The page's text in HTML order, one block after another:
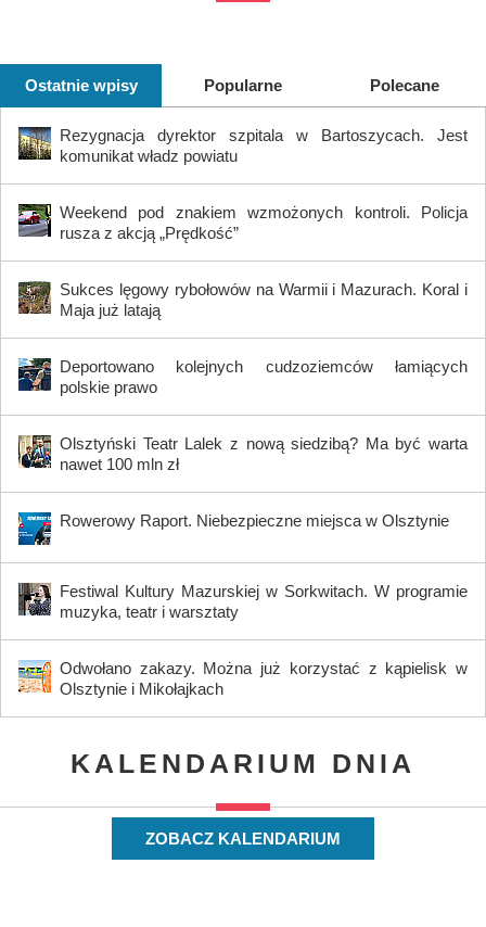
Ostatnie wpisy Popularne Polecane
Rezygnacja dyrektor szpitala w Bartoszycach. Jest
komunikat władz powiatu
Weekend pod znakiem wzmożonych kontroli. Policja
rusza z akcją „Prędkość”
Sukces lęgowy rybołowów na Warmii i Mazurach. Koral i
Maja już latają
Deportowano kolejnych cudzoziemców łamiących
polskie prawo
Olsztyński Teatr Lalek z nową siedzibą? Ma być warta
nawet 100 mln zł
Rowerowy Raport. Niebezpieczne miejsca w Olsztynie
Festiwal Kultury Mazurskiej w Sorkwitach. W programie
muzyka, teatr i warsztaty
Odwołano zakazy. Można już korzystać z kąpielisk w
Olsztynie i Mikołajkach
KALENDARIUM DNIA
ZOBACZ KALENDARIUM